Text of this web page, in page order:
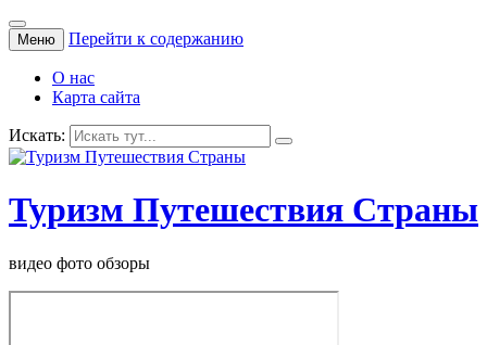
Меню Перейти к содержанию
О нас
Карта сайта
Искать:
Туризм Путешествия Страны
видео фото обзоры